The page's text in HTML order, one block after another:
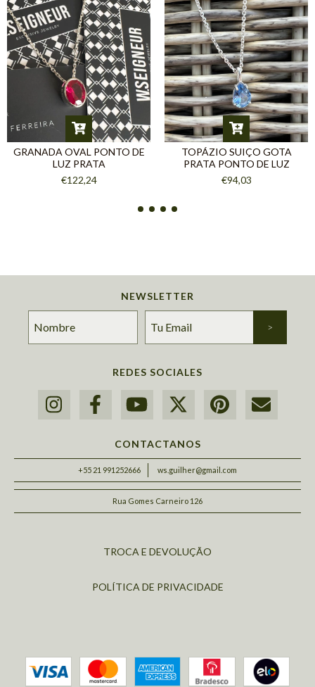
GRANADA OVAL PONTO DE
LUZ PRATA
€122,24
TOPÁZIO SUIÇO GOTA
PRATA PONTO DE LUZ
€94,03
NEWSLETTER
REDES SOCIALES
CONTACTANOS
+55 21 991252666 ws.guilher@gmail.com
Rua Gomes Carneiro 126
TROCA E DEVOLUÇÃO
POLÍTICA DE PRIVACIDADE